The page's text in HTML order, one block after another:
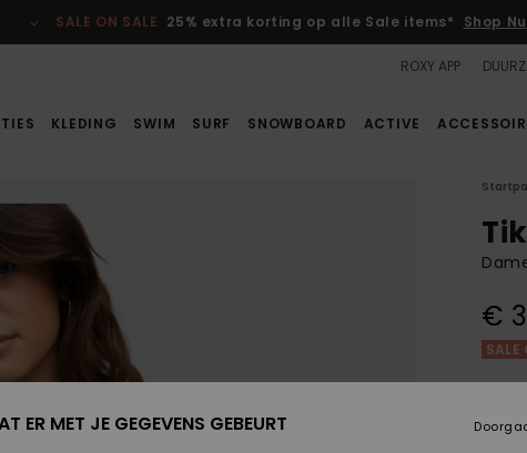
SALE ON SALE 25% extra korting op alle Sale items* Shop Nu
ROXY APP
KLEDING SWIM SURF SNOWBOARD ACTIVE
€
SALE
ER MET JE GEGEVENS GEBEURT